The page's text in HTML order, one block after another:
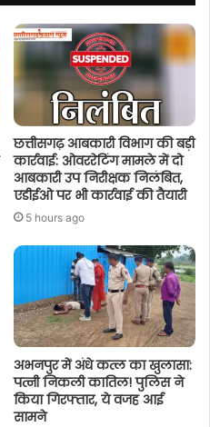
छत्तीसगढ़ आबकारी विभाग की बड़ी
कार्रवाई: ओवररेटिंग मामले में दो
आबकारी उप निरीक्षक निलंबित,
एडीईओ पर भी कार्रवाई की तैयारी
5 hours ago
अभनपुर में अंधे कत्ल का खुलासा:
पत्नी निकली कातिल! पुलिस ने
किया गिरफ्तार, ये वजह आई
सामने